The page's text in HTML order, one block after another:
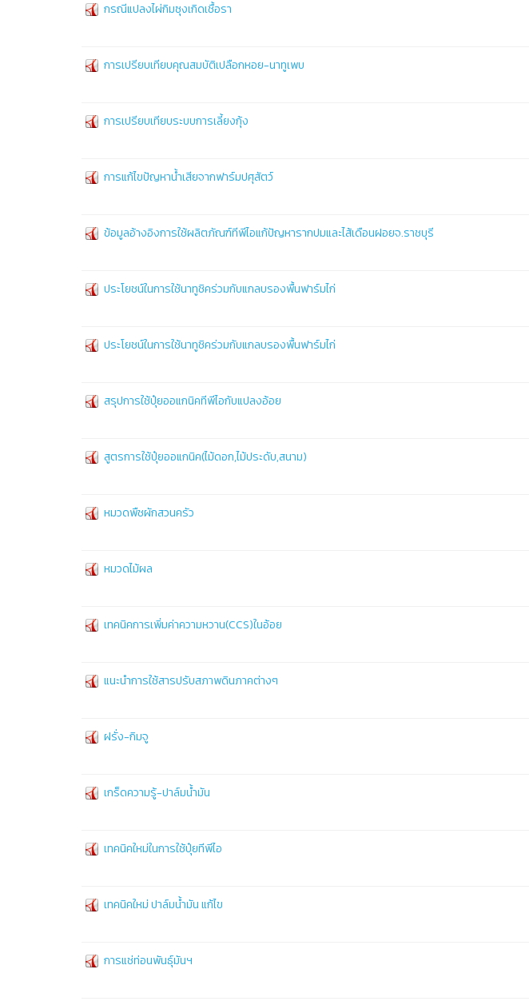
กรณีแปลงไผ่กิมซุงเกิดเชื้อรา
การเปรียบเทียบคุณสมบัติเปลือกหอย-นาทูเพบ
การเปรียบเทียบระบบการเลี้ยงกุ้ง
การแก้ไขปัญหาน้ำเสียจากฟาร์มปศุสัตว์
ข้อมูลอ้างอิงการใช้ผลิตภัณฑ์ทีพีไอแก้ปัญหารากปมและไส้เดือนฝอยจ.ราชบุรี
ประโยชน์ในการใช้นาทูชิคร่วมกับแกลบรองพื้นฟาร์มไก่
ประโยชน์ในการใช้นาทูชิคร่วมกับแกลบรองพื้นฟาร์มไก่
สรุปการใช้ปุ๋ยออแกนิคทีพีไอกับแปลงอ้อย
สูตรการใช้ปุ๋ยออแกนิค(ไม้ดอก,ไม้ประดับ,สนาม)
หมวดพืชผักสวนครัว
หมวดไม้ผล
เทคนิคการเพิ่มค่าความหวาน(CCS)ในอ้อย
แนะนำการใช้สารปรับสภาพดินภาคต่างๆ
ฝรั่ง-กิมจู
เกร็ดความรู้-ปาล์มน้ำมัน
เทคนิคใหม่ในการใช้ปุ๋ยทีพีไอ
เทคนิคใหม่ ปาล์มน้ำมัน แก้ไข
การแช่ท่อนพันธุ์มันฯ